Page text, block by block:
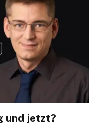
und jetzt?